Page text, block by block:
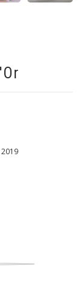
2019